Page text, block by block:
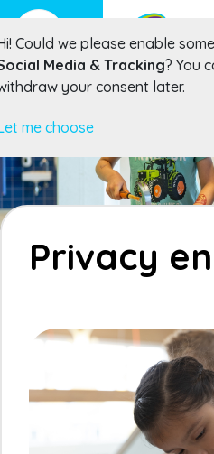
Privacy en
Could we please enable
Media & Tracking? You
your consent later.
me choose